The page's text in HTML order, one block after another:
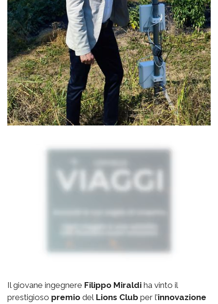
Il giovane ingegnere Filippo Miraldi ha vinto il
prestigioso premio del Lions Club per l’innovazione